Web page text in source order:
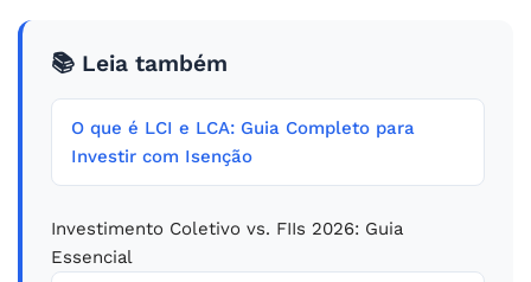
📚 Leia também
O que é LCI e LCA: Guia Completo para
Investir com Isenção
Investimento Coletivo vs. FIIs 2026: Guia
Essencial